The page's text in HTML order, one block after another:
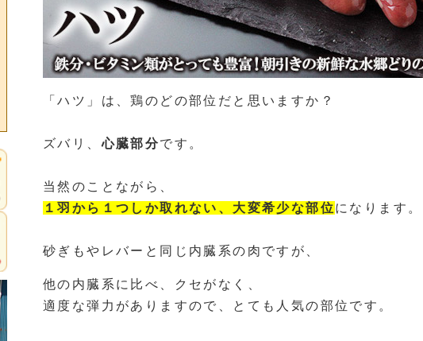
「ハツ」は、鶏のどの部位だと思いますか？
ズバリ、心臓部分です。
当然のことながら、
１羽から１つしか取れない、大変希少な部位になります。
砂ぎもやレバーと同じ内臓系の肉ですが、
他の内臓系に比べ、クセがなく、
適度な弾力がありますので、とても人気の部位です。